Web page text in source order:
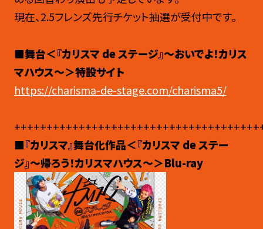
現在、2.5フレンズ先行チケット抽選が受付中です。
■舞台＜『カリスマ de ステージ』～おいでよ！カリス
マハウス～＞特設サイト
https://charisma-de-stage.com/charisma5/
■『カリスマ』舞台化作品＜『カリスマ de ステー
ジ』〜帰ろう！カリスマハウス〜＞Blu-ray